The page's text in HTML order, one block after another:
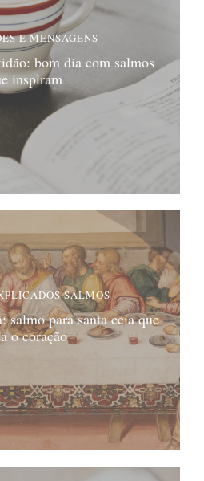
E MENSAGENS
bom dia com salmos
inspiram
SALMOS
salmo para santa ceia que
o coração